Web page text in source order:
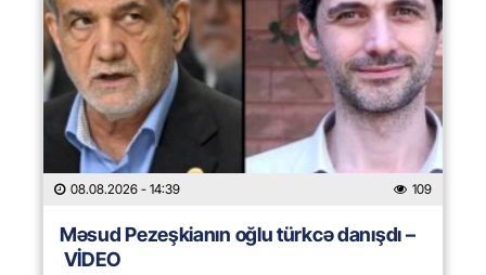
08.08.2026 - 14:39 109
Məsud Pezeşkianın oğlu türkcə danışdı –
VİDEO